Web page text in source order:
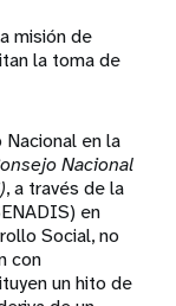
misión de
la toma de
en la
Nacional
, a través de la
en
Social, no
con
un hito de